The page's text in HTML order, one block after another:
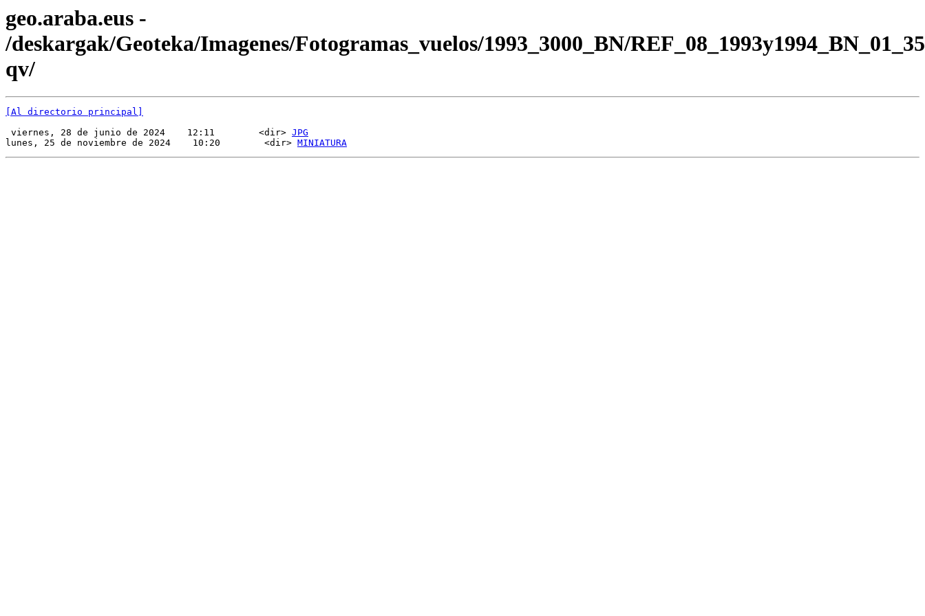
geo.araba.eus -
/deskargak/Geoteka/Imagenes/Fotogramas_vuelos/1993_3000_BN/
qv/
[Al directorio principal]
viernes, 28 de junio de 2024    12:11        <dir> JPG
lunes, 25 de noviembre de 2024    10:20        <dir> MINIATURA